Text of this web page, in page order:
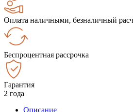
Оплата наличными, безналичный
Беспроцентная рассрочка
Гарантия
2 года
Описание